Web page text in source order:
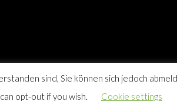
sind, Sie können sich jedoch
opt-out if you wish.
Cookie settings